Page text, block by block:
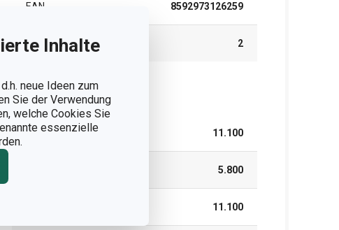
Inhalte
neue Ideen zum
Sie der Verwendung
welche Cookies Sie
essenzielle
EAN 8592973126259
GARANTIE (IN JAHREN) 2
Verpackung
BREITE (CM) 11.100
5.800
11.100